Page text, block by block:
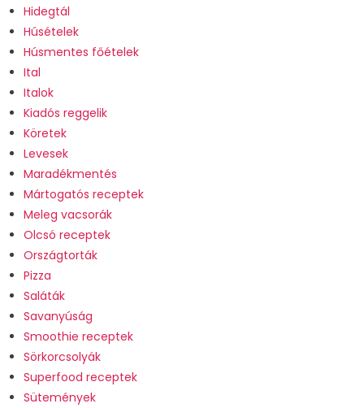
Hidegtál
Húsételek
Húsmentes főételek
Ital
Italok
Kiadós reggelik
Köretek
Levesek
Maradékmentés
Mártogatós receptek
Meleg vacsorák
Olcsó receptek
Országtorták
Pizza
Saláták
Savanyúság
Smoothie receptek
Sörkorcsolyák
Superfood receptek
Sütemények